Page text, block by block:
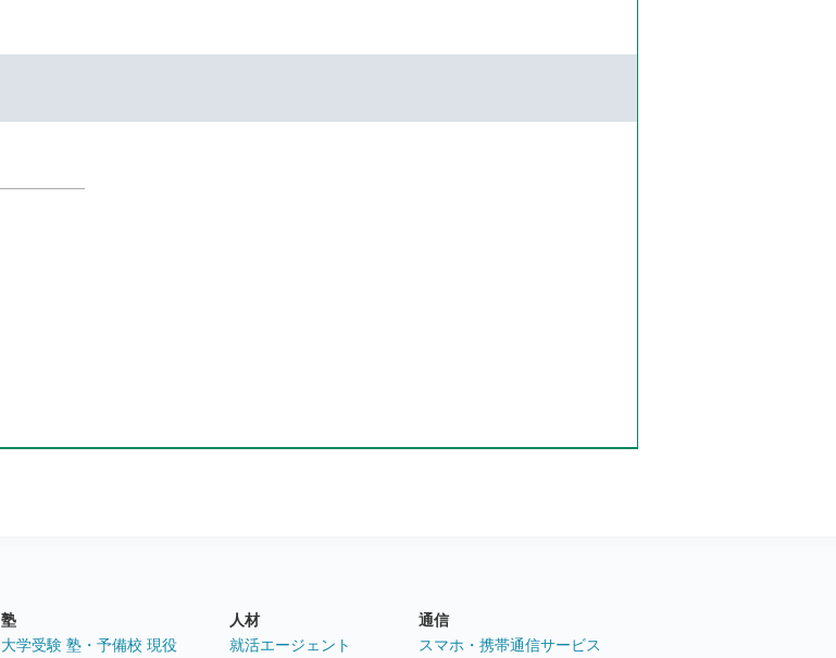
塾
大学受験 塾・予備校 現役
人材
就活エージェント
通信
スマホ・携帯通信サービス